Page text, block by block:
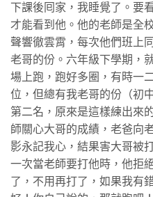
下課後囘家，我睡覺了。要
才能看到他。他的老師是全
聲響徹雲霄，每次他們班上
老哥的份。六年級下學期，
場上跑，跑好多圈，有時一
位，但總有我老哥的份（初
第二名，原來是這樣練出來
師關心大哥的成績，老爸向
影永記我心，結果害大哥被
一次當老師要打他時，他拒
了，不用再打了，如果我有